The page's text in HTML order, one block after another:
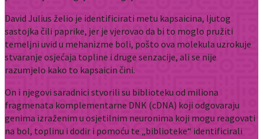
David Julius želio je identificirati metu kapsaicina, ljutog
sastojka čili paprike, jer je vjerovao da bi to moglo pružiti
temeljni uvid u mehanizme boli, pošto ova molekula uzrokuje
stvaranje osjećaja topline i druge senzacije, ali se nije
razumjelo kako to kapsaicin čini.
On i njegovi saradnici stvorili su biblioteku od miliona
fragmenata komplementarne DNK (cDNA) koji odgovaraju
genima izraženim u osjetilnim neuronima koji mogu reagovati
na bol, toplinu i dodir i pomoću te „biblioteke“ identificirali